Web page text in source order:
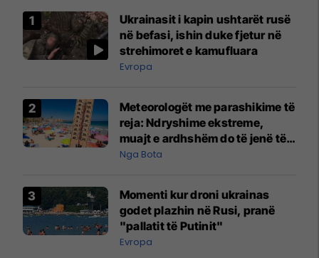
Ukrainasit i kapin ushtarët rusë
në befasi, ishin duke fjetur në
strehimoret e kamufluara
Evropa
Meteorologët me parashikime të
reja: Ndryshime ekstreme,
muajt e ardhshëm do të jenë të
pazakontë
Nga Bota
Momenti kur droni ukrainas
godet plazhin në Rusi, pranë
"pallatit të Putinit"
Evropa